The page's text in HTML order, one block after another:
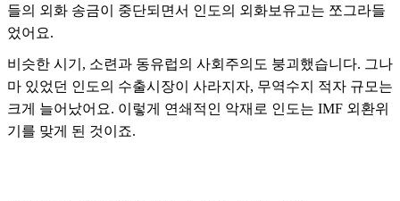
들의 외화 송금이 중단되면서 인도의 외화보유고는 쪼그라들
었어요.
비슷한 시기, 소련과 동유럽의 사회주의도 붕괴했습니다. 그나
마 있었던 인도의 수출시장이 사라지자, 무역수지 적자 규모는
크게 늘어났어요. 이렇게 연쇄적인 악재로 인도는 IMF 외환위
기를 맞게 된 것이죠.